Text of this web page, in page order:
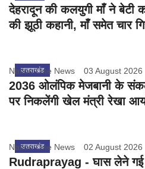
देहरादून की कलयुगी माँ ने बेटी
की झूठी कहानी, माँ समेत चार
उत्तराखंड
Nation One News 03 August 2026
2036 ओलंपिक मेजबानी के
पर निकलेंगी खेल मंत्री रेखा
उत्तराखंड
Nation One News 02 August 2026
Rudraprayag - घास लेने गई